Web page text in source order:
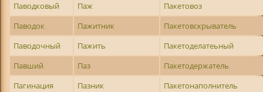
Паводковый
Паж
Пакетовоз
Паводок
Пажитник
Пакетовскрыватель
Паводочный
Пажить
Пакетоделатеьный
Павший
Паз
Пакетодержатель
Пагинация
Пазник
Пакетонаполнитель